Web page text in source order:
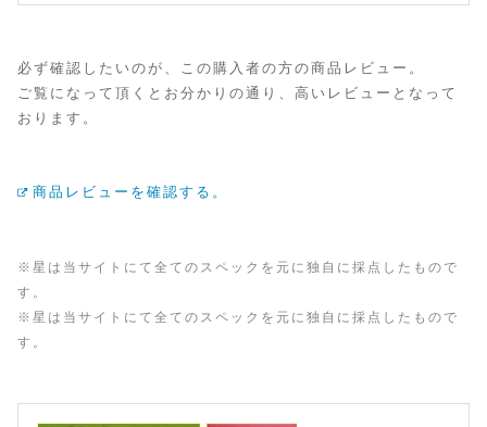
必ず確認したいのが、この購入者の方の商品レビュー。
ご覧になって頂くとお分かりの通り、高いレビューとなって
おります。
商品レビューを確認する。
※星は当サイトにて全てのスペックを元に独自に採点したもので
す。
※星は当サイトにて全てのスペックを元に独自に採点したもので
す。